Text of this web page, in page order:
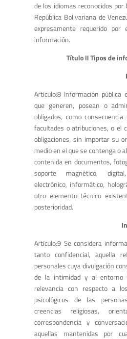
de los idiomas reconocidos
República Bolivariana de
expresamente requerido
información.
Título II Tipos de
Artículo:8 Información pública
que generen, posean o
obligados, como
facultades o atribuciones, o el
obligaciones, sin importar su
medio en el que se contenga o
contenida en documentos,
soporte magnético,
electrónico, informático,
otro elemento técnico
posterioridad.
Artículo:9 Se considera
tanto confidencial, aquella
personales cuya divulgación
de la intimidad y al entorno
relevancia con respecto a
psicológicos de las
creencias religiosas,
correspondencia y
aquellas mantenidas por